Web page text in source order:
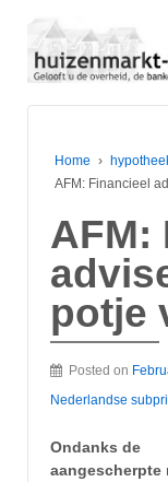
Home ›
AFM: Financieel
AFM:
potje
Posted on
Nederlandse
Ondanks de
aangescherpte